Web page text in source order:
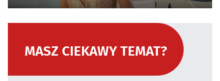
MASZ CIEKAWY TEMAT?